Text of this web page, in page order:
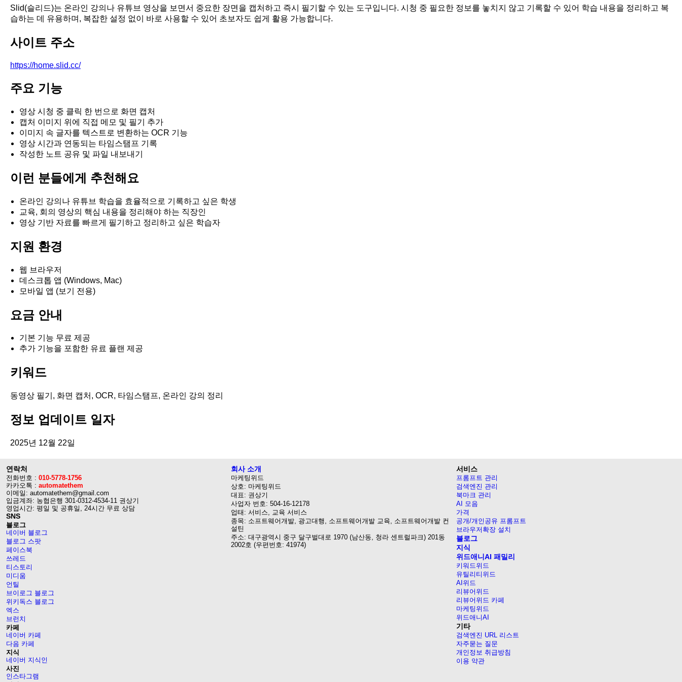
Slid(슬리드)는 온라인 강의나 유튜브 영상을 보면서 중요한 장면을 캡처하고 즉시 필기할 수 있는 도구입니다. 시청 중 필요한 정보를 놓치지 않고 기록할 수 있어 학습 내용을 정리하고 복
습하는 데 유용하며, 복잡한 설정 없이 바로 사용할 수 있어 초보자도 쉽게 활용 가능합니다.
사이트 주소
https://home.slid.cc/
주요 기능
영상 시청 중 클릭 한 번으로 화면 캡처
캡처 이미지 위에 직접 메모 및 필기 추가
이미지 속 글자를 텍스트로 변환하는 OCR 기능
영상 시간과 연동되는 타임스탬프 기록
작성한 노트 공유 및 파일 내보내기
이런 분들에게 추천해요
온라인 강의나 유튜브 학습을 효율적으로 기록하고 싶은 학생
교육, 회의 영상의 핵심 내용을 정리해야 하는 직장인
영상 기반 자료를 빠르게 필기하고 정리하고 싶은 학습자
지원 환경
웹 브라우저
데스크톱 앱 (Windows, Mac)
모바일 앱 (보기 전용)
요금 안내
기본 기능 무료 제공
추가 기능을 포함한 유료 플랜 제공
키워드
동영상 필기, 화면 캡처, OCR, 타임스탬프, 온라인 강의 정리
정보 업데이트 일자
2025년 12월 22일
연락처
전화번호 : 010-5778-1756
카카오톡 : automatethem
이메일: automatethem@gmail.com
입금계좌: 농협은행 301-0312-4534-11 권상기
영업시간: 평일 및 공휴일, 24시간 무료 상담
SNS
블로그
네이버 블로그
블로그 스팟
페이스북
쓰레드
티스토리
미디움
언틸
브이로그 블로그
위키독스 블로그
엑스
브런치
카페
네이버 카페
다음 카페
지식
네이버 지식인
사진
인스타그램
회사 소개
마케팅위드
상호: 마케팅위드
대표: 권상기
사업자 번호: 504-16-12178
업태: 서비스, 교육 서비스
종목: 소프트웨어개발, 광고대행, 소프트웨어개발 교육, 소프트웨어개발 컨
설틴
주소: 대구광역시 중구 달구벌대로 1970 (남산동, 청라 센트럴파크) 201동
2002호 (우편번호: 41974)
서비스
프롬프트 관리
검색엔진 관리
북마크 관리
AI 모음
가격
공개/개인공유 프롬프트
브라우저확장 설치
블로그
지식
위드애니AI 패밀리
키워드위드
유틸리티위드
AI위드
리뷰어위드
리뷰어위드 카페
마케팅위드
위드애니AI
기타
검색엔진 URL 리스트
자주묻는 질문
개인정보 취급방침
이용 약관